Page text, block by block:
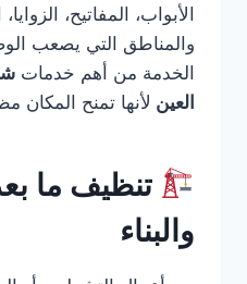
الأبواب، المفاتيح،
والمناطق التي يصعب
الخدمة من أهم خدمات
العين لأنها تمنح المكان
تنظيف ما
والبناء